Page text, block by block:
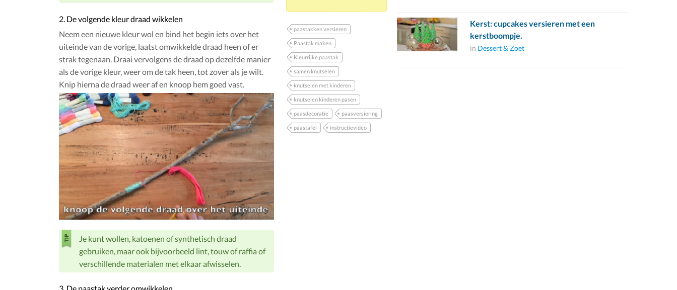
paastakken versieren
Paastak maken
Kleurrijke paastak
samen knutselen
knutselen met kinderen
knutselen kinderen pasen
paasdecoratie paasversiering
paastafel instructievideo
2. De volgende kleur draad wikkelen
Neem een nieuwe kleur wol en bind het begin iets over het
uiteinde van de vorige, laatst omwikkelde draad heen of er
strak tegenaan. Draai vervolgens de draad op dezelfde manier
als de vorige kleur, weer om de tak heen, tot zover als je wilt.
Knip hierna de draad weer af en knoop hem goed vast.
Je kunt wollen, katoenen of synthetisch draad
gebruiken, maar ook bijvoorbeeld lint, touw of raffia of
verschillende materialen met elkaar afwisselen.
3. De paastak verder omwikkelen
Kerst: cupcakes versieren met een
kerstboompje.
in Dessert & Zoet